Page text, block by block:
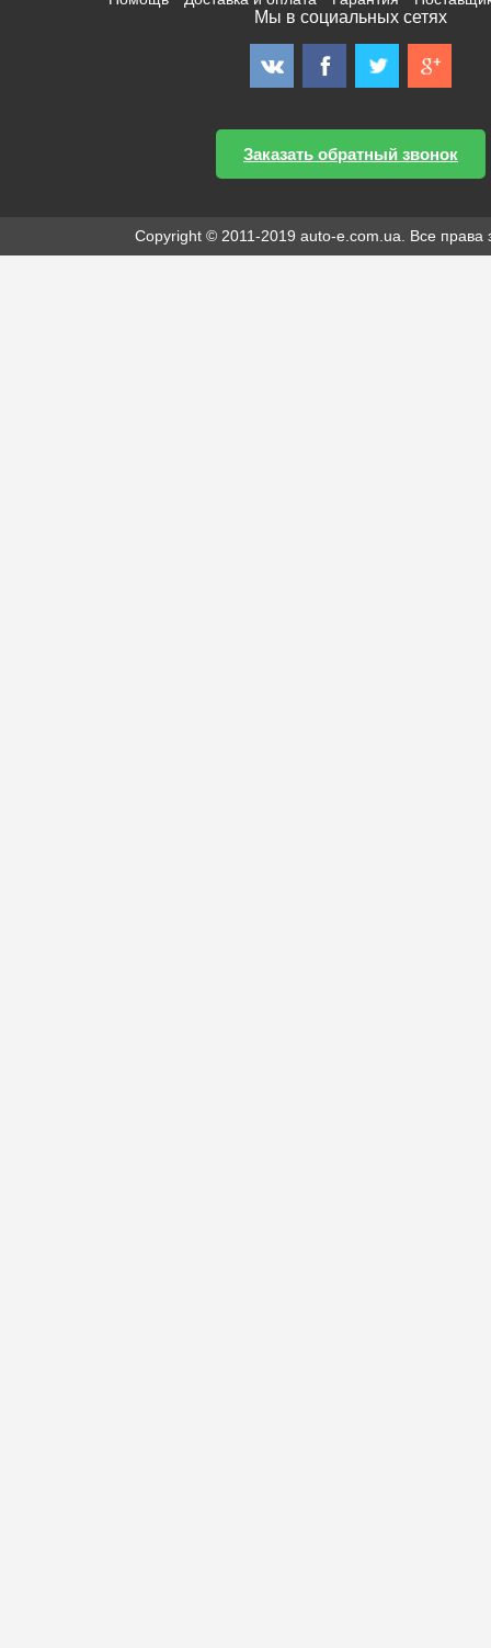
Мы в социальных сетях
Заказать обратный звонок
Copyright © 2011-2019 auto-e.com.ua. Все